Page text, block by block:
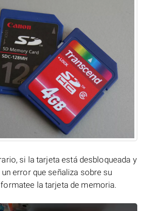
si la tarjeta está desbloqueada y
error que señaliza sobre su
la tarjeta de memoria.